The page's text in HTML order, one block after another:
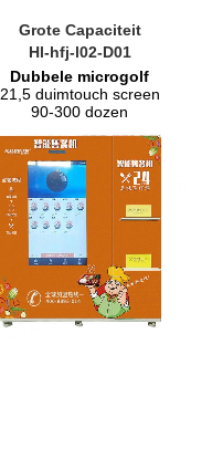
Grote Capaciteit
Hl-hfj-l02-D01
Dubbele microgolf
21,5 duimtouch screen
90-300 dozen